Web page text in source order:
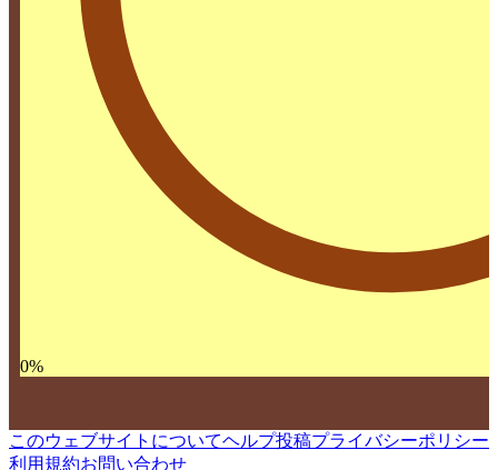
0%
このウェブサイトについてヘルプ投稿プライバシーポリシー
利用規約お問い合わせ